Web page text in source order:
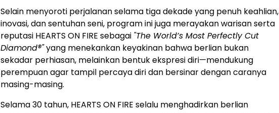
Selain menyoroti perjalanan selama tiga dekade yang penuh keahlian,
inovasi, dan sentuhan seni, program ini juga merayakan warisan serta
reputasi HEARTS ON FIRE sebagai "The World’s Most Perfectly Cut
Diamond®"yang menekankan keyakinan bahwa berlian bukan
sekadar perhiasan, melainkan bentuk ekspresi diri—mendukung
perempuan agar tampil percaya diri dan bersinar dengan caranya
masing-masing.
Selama 30 tahun, HEARTS ON FIRE selalu menghadirkan berlian